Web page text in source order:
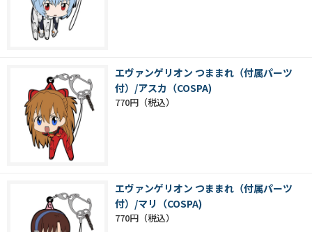
エヴァンゲリオン つままれ（付属パーツ
付）/アスカ（COSPA)
770円
エヴァンゲリオン つままれ（付属パーツ
付）/マリ（COSPA)
770円